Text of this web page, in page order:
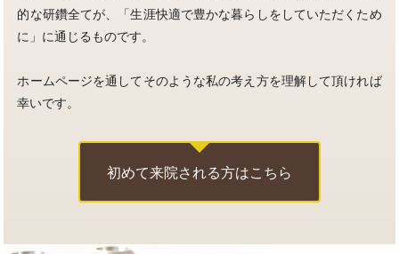
的な研鑽全てが、
「生涯快適で豊かな暮らしをしていただくため
に」に通じるものです。
ホームページを通してそのような私の考え方を理解して頂ければ
幸いです。
初めて来院される方はこちら